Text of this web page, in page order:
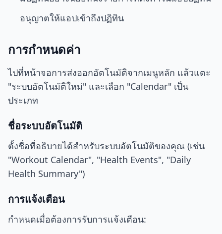
อนุญาตให้แอปเข้าถึงปฏิทิน
การกำหนดค่า
ไปที่หน้าจอการส่งออกอัตโนมัติจากเมนูหลัก แล้วแตะ
"ระบบอัตโนมัติใหม่" และเลือก "Calendar" เป็น
ประเภท
ชื่อระบบอัตโนมัติ
ตั้งชื่อที่อธิบายได้สำหรับระบบอัตโนมัติของคุณ (เช่น
"Workout Calendar", "Health Events", "Daily
Health Summary")
การแจ้งเตือน
กำหนดเมื่อต้องการรับการแจ้งเตือน: